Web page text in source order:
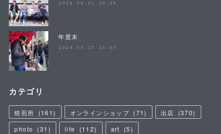
2024.04.01 12:34
年度末
2024.03.17 13:03
カテゴリ
焙煎所 (161) オンラインショップ (71) 出店 (370)
photo
(31 ) life (112) art (5)